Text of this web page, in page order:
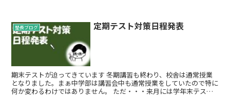
塾長ブログ 定期テスト対策日程発表
期末テストが迫ってきています 冬期講習も終わり、校舎は通常授業
となりました。まぁ中学部は講習会中も通常授業をしていたので特に
何か変わるわけではありません。 ただ・・・来月には学年末テスト